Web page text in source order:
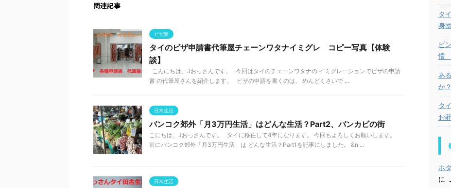
関連記事
ビザ類
タイのビザ申請書代筆屋チェーンワタナイミグレ コピー写真【体験
談】
こんにちは、Jおっさんです。 今回はタイのチェーンワタナの イミグレーションでビザの申請
書 の代筆屋さんを紹介します。 ビザの申請を書くのは、 めんどくさいで ...
日常生活
バンコク郊外「月3万円生活」はどんな生活？Part2、バンカビの街
こにちは、Jおっさんです。 タイに移住して4年になります。 今回もよろしくお願いします。
前にバンコク郊外「月3万円生活」は どんな生活？Part1を記事にしました。 &n ...
日常生活
タ
身
ビ
慣
あ
か
タ
お
ホ
に